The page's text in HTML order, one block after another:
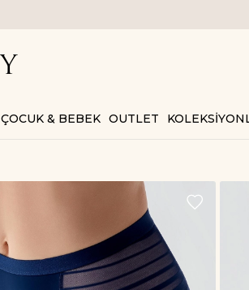
ÇOCUK & BEBEK OUTLET